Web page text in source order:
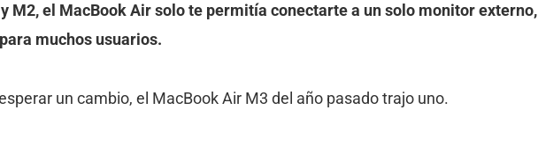
M2, el MacBook Air solo te permitía conectarte a un solo monitor externo,
muchos usuarios.
un cambio, el MacBook Air M3 del año pasado trajo uno.